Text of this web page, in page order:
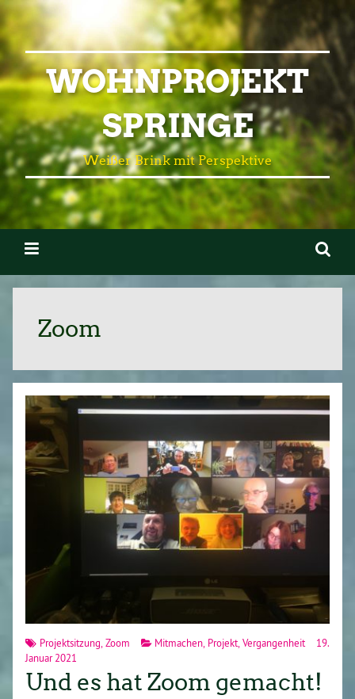
WOHNPROJEKT
SPRINGE
Weißer Brink mit Perspektive
Zoom
Projektsitzung,Zoom Mitmachen, Projekt,Vergangenheit
19.
Januar 2021
Und es hat Zoom gemacht!